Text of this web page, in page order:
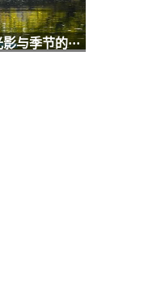
与季节的···